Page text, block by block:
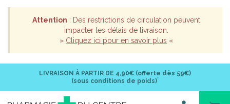
Attention : Des restrictions de circulation peuvent
impacter les délais de livraison.
» Cliquez ici pour en savoir plus «
LIVRAISON À PARTIR DE 4,90€ (offerte dès 59€)
(sous conditions de poids)*